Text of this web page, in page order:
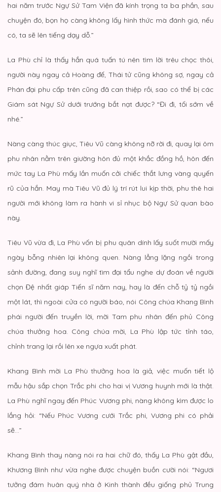
hai năm trước Ngự Sử Tam Viện đã kính trọng ta ba phần, sau
chuyện đó, bọn họ càng không lấy hình thức mà đánh giá, nếu
có, ta sẽ lên tiếng dạy dỗ.”
La Phù chỉ là thấy hắn quá tuấn tú nên tìm lời trêu chọc thôi,
người này ngay cả Hoàng đế, Thái tử cũng không sợ, ngay cả
Phán đại phu cấp trên cũng đã can thiệp rồi, sao có thể bị các
Giám sát Ngự Sử dưới trướng bắt nạt được? “Đi đi, tối sớm về
nhé.”
Nàng càng thúc giục, Tiêu Vũ càng không nỡ rời đi, quay lại ôm
phu nhân nằm trên giường hôn đủ một khắc đồng hồ, hôn đến
mức tay La Phù mấy lần muốn cởi chiếc thắt lưng vàng quyến
rũ của hắn. May mà Tiêu Vũ đủ lý trí rút lui kịp thời, phu thê hai
người mới không làm ra hành vi sỉ nhục bộ Ngự Sử quan bào
này.
Tiêu Vũ vừa đi, La Phù vốn bị phu quân dính lấy suốt mười mấy
ngày bỗng nhiên lại không quen. Nàng lẳng lặng ngồi trong
sảnh đường, đang suy nghĩ tìm đại tẩu nghe dự đoán về người
chọn Đệ nhất giáp Tiến sĩ năm nay, hay là đến chỗ tỷ tỷ ngồi
một lát, thì ngoài cửa có người báo, nói Công chúa Khang Bình
phái người đến truyền lời, mời Tam phu nhân đến phủ Công
chúa thưởng hoa. Công chúa mời, La Phù lập tức tỉnh táo,
chỉnh trang lại rồi lên xe ngựa xuất phát.
Khang Bình mời La Phù thưởng hoa là giả, việc muốn tiết lộ
mẫu hậu sắp chọn Trắc phi cho hai vị Vương huynh mới là thật.
La Phù nghĩ ngay đến Phúc Vương phi, nàng không kìm được lo
lắng hỏi: “Nếu Phúc Vương cưới Trắc phi, Vương phi có phải
sẽ…”
Khang Bình thay nàng nói ra hai chữ đó, thấy La Phù gật đầu,
Khương Bình như vừa nghe được chuyện buồn cười nói: “Ngươi
tưởng đám huân quý nhà ở Kinh thành đều giống phủ Trung